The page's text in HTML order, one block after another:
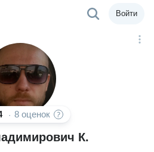
Войти
· 8 оценок
К.